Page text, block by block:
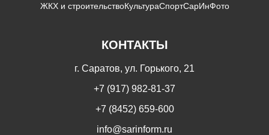
ЖКХ и строительствоКультураСпортСарИнФото
КОНТАКТЫ
г. Саратов, ул. Горького, 21
+7 (917) 982-81-37
+7 (8452) 659-600
info@sarinform.ru